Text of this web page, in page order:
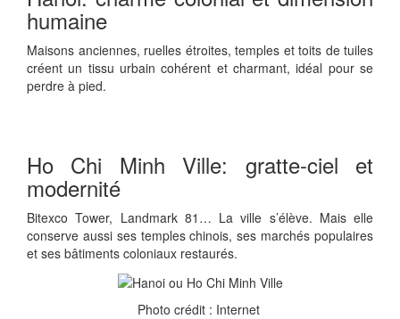
humaine
Maisons anciennes, ruelles étroites, temples et toits de tuiles
créent un tissu urbain cohérent et charmant, idéal pour se
perdre à pied.
Ho Chi Minh Ville: gratte-ciel et
modernité
Bitexco Tower, Landmark 81… La ville s’élève. Mais elle
conserve aussi ses temples chinois, ses marchés populaires
et ses bâtiments coloniaux restaurés.
Photo crédit : Internet